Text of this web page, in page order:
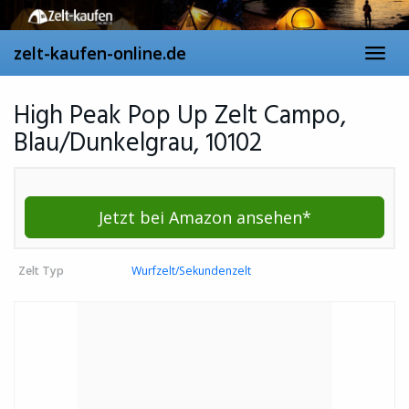
Skip
to
content
zelt-kaufen-online.de
High Peak Pop Up Zelt Campo,
Blau/Dunkelgrau, 10102
Jetzt bei Amazon ansehen*
Zelt Typ Wurfzelt/Sekundenzelt